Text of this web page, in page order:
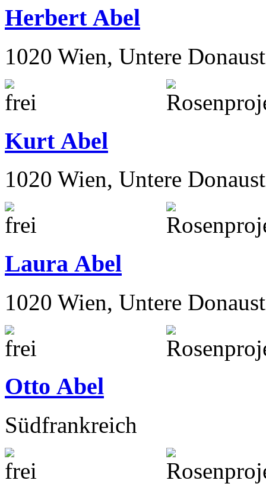
1020 Wien, Untere
Herbert Abel
1020 Wien, Untere
Kurt Abel
1020 Wien, Untere
Laura Abel
1020 Wien, Untere
Otto Abel